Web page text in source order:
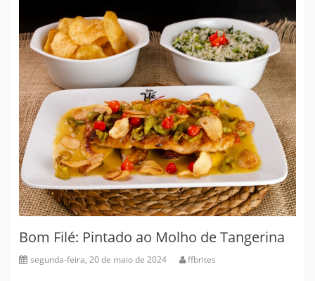
Bom Filé: Pintado ao Molho de Tangerina
segunda-feira, 20 de maio de 2024 ffbrites